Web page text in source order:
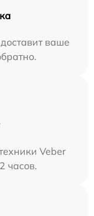
ваше
Veber
часов.